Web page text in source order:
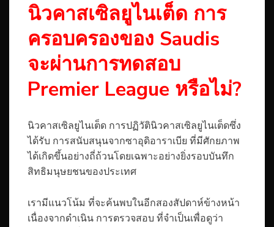
นิวคาสเซิลยูไนเต็ด การ
ครอบครองของ Saudis
จะผ่านการทดสอบ
Premier League หรือไม่?
นิวคาสเซิลยูไนเต็ด การปฏิวัตินิวคาสเซิลยูไนเต็ดซึ่ง
ได้รับ การสนับสนุนจากซาอุดิอาราเบีย ที่มีศักยภาพ
ได้เกิดขึ้นอย่างถี่ถ้วนโดยเฉพาะอย่างยิ่งรอบบันทึก
สิทธิมนุษยชนของประเทศ
เรามีแนวโน้ม ที่จะค้นพบในอีกสองสัปดาห์ข้างหน้า
เนื่องจากดำเนิน การตรวจสอบ ที่จำเป็นเพื่อดูว่า